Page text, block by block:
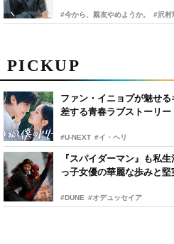
PICKUP
ファン・イニョプが魅せ
差する青春ラブストーリー
#U-NEXT #イ・ヘリ
『スパイダーマン』も私
っ子女優の華麗な歩みと堅
#DUNE #オデュッセイア
#今から、親友やめようか。 #沢村